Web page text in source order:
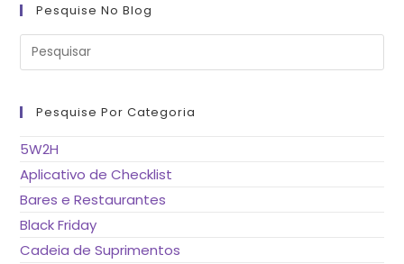
Pesquise No Blog
Pesquise Por Categoria
5W2H
Aplicativo de Checklist
Bares e Restaurantes
Black Friday
Cadeia de Suprimentos